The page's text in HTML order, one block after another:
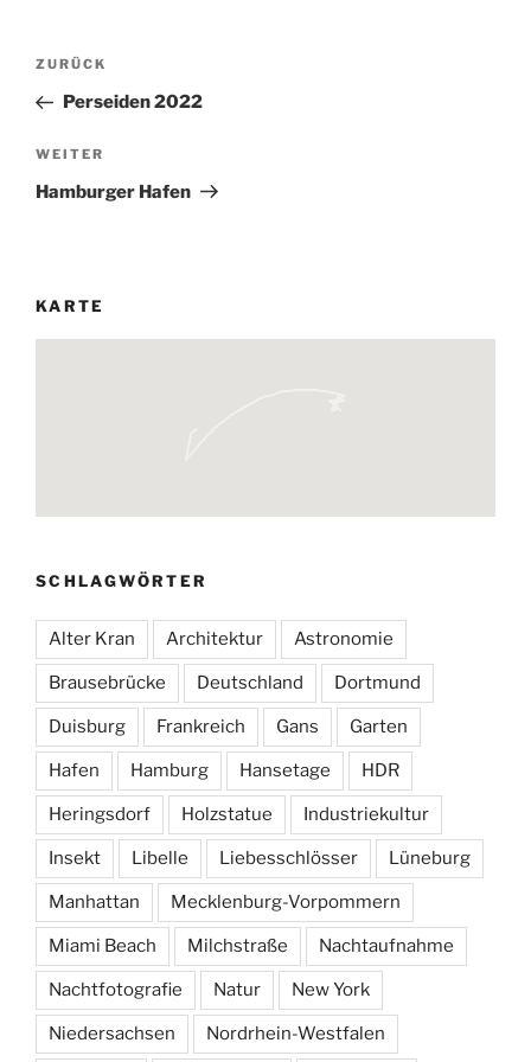
Beitrags-
Vorheriger
Beitrag
ZURÜCK
Perseiden 2022
Nächster
Beitrag
WEITER
Hamburger Hafen
KARTE
SCHLAGWÖRTER
Alter Kran Architektur Astronomie
Brausebrücke Deutschland Dortmund
Duisburg Frankreich Gans Garten
Hafen Hamburg Hansetage HDR
Heringsdorf Holzstatue Industriekultur
Insekt Libelle Liebesschlösser Lüneburg
Manhattan Mecklenburg-Vorpommern
Miami Beach Milchstraße Nachtaufnahme
Nachtfotografie Natur New York
Niedersachsen Nordrhein-Westfalen